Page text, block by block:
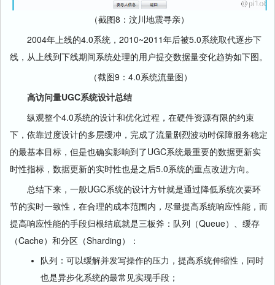
（截图8：汶川地震寻亲）
2004年上线的4.0系统，2010~2011年后被5.0系统取代逐步下
线，从上线到下线期间系统处理的用户提交数据量变化趋势如下图。
（截图9：4.0系统流量图）
高访问量UGC系统设计总结
纵观整个4.0系统的设计和优化过程，在硬件资源有限的约束
下，依靠过度设计的多层缓冲，完成了流量剧烈波动时保障服务稳定
的最基本目标，但是也确实影响到了UGC系统最重要的数据更新实
时性指标，数据更新的实时性也是之后5.0系统的重点改进方向。
总结下来，一般UGC系统的设计方针就是通过降低系统次要环
节的实时一致性，在合理的成本范围内，尽量提高系统响应性能，而
提高响应性能的手段归根结底就是三板斧：队列（Queue）、缓存
（Cache）和分区（Sharding）：
队列：可以缓解并发写操作的压力，提高系统伸缩性，同时
也是异步化系统的最常见实现手段；